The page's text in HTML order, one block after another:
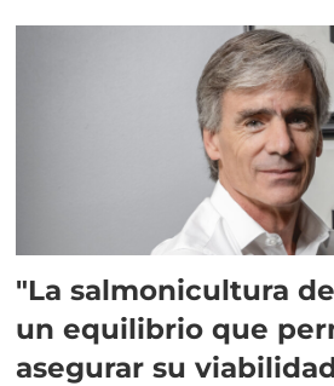
"La salmonicultura
un equilibrio que
asegurar su